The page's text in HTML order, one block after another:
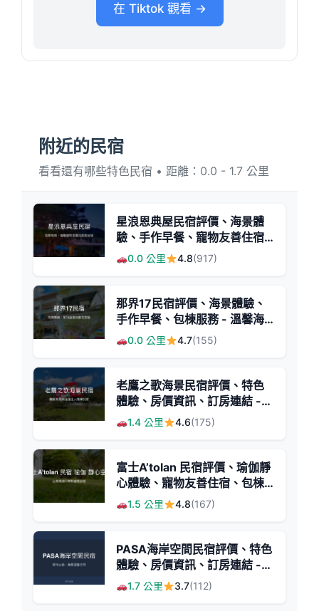
在 Tiktok 觀看 →
附近的民宿
看看還有哪些特色民宿 • 距離：0.0 - 1.7 公里
星浪恩典屋民宿評價、海景體
驗、手作早餐、寵物友善住宿 -
台東都蘭海景民宿
0.0 公里 4.8(917)
那界17民宿評價、海景體驗、
手作早餐、包棟服務 - 溫馨海
港渡假首選
0.0 公里 4.7(155)
老鷹之歌海景民宿評價、特色
體驗、房價資訊、訂房連結 -
海景與親切主人
1.4 公里 4.6(175)
富士A’tolan 民宿評價、瑜伽靜
心體驗、寵物友善住宿、包棟
資訊 - 山海美景療癒空間
1.5 公里 4.8(167)
PASA海岸空間民宿評價、特色
體驗、房價資訊、訂房連結 -
寵物友善海景民宿
1.7 公里 3.7(112)